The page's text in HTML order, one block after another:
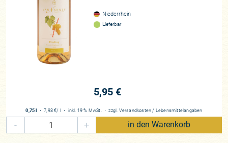
Niederrhein
Lieferbar
5,95 €
0,75 l ・7,93 €/ l ・ inkl. 19 % MwSt. ・zzgl. Versandkosten / Lebensmittelangaben
- + in den Warenkorb